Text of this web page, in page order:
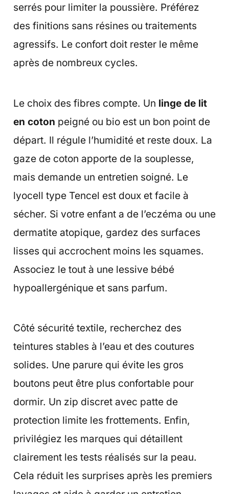
serrés pour limiter la poussière. Préférez
des finitions sans résines ou traitements
agressifs. Le confort doit rester le même
après de nombreux cycles.
Le choix des fibres compte. Un linge de lit
en coton peigné ou bio est un bon point de
départ. Il régule l’humidité et reste doux. La
gaze de coton apporte de la souplesse,
mais demande un entretien soigné. Le
lyocell type Tencel est doux et facile à
sécher. Si votre enfant a de l’eczéma ou une
dermatite atopique, gardez des surfaces
lisses qui accrochent moins les squames.
Associez le tout à une lessive bébé
hypoallergénique et sans parfum.
Côté sécurité textile, recherchez des
teintures stables à l’eau et des coutures
solides. Une parure qui évite les gros
boutons peut être plus confortable pour
dormir. Un zip discret avec patte de
protection limite les frottements. Enfin,
privilégiez les marques qui détaillent
clairement les tests réalisés sur la peau.
Cela réduit les surprises après les premiers